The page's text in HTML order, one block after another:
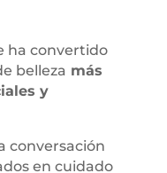
ha convertido
belleza más
y
conversación
en cuidado